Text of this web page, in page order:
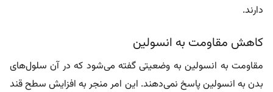
دارند.
کاهش مقاومت به انسولین
مقاومت به انسولین به وضعیتی گفته می‌شود که در آن سلول‌های
بدن به انسولین پاسخ نمی‌دهند. این امر منجر به افزایش سطح قند